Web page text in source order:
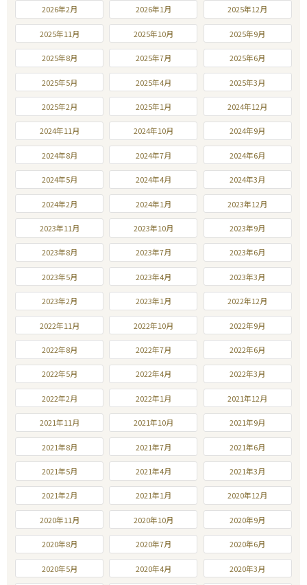
2026年2月 2026年1月 2025年12月
2025年11月 2025年10月 2025年9月
2025年8月 2025年7月 2025年6月
2025年5月 2025年4月 2025年3月
2025年2月 2025年1月 2024年12月
2024年11月 2024年10月 2024年9月
2024年8月 2024年7月 2024年6月
2024年5月 2024年4月 2024年3月
2024年2月 2024年1月 2023年12月
2023年11月 2023年10月 2023年9月
2023年8月 2023年7月 2023年6月
2023年5月 2023年4月 2023年3月
2023年2月 2023年1月 2022年12月
2022年11月 2022年10月 2022年9月
2022年8月 2022年7月 2022年6月
2022年5月 2022年4月 2022年3月
2022年2月 2022年1月 2021年12月
2021年11月 2021年10月 2021年9月
2021年8月 2021年7月 2021年6月
2021年5月 2021年4月 2021年3月
2021年2月 2021年1月 2020年12月
2020年11月 2020年10月 2020年9月
2020年8月 2020年7月 2020年6月
2020年5月 2020年4月 2020年3月